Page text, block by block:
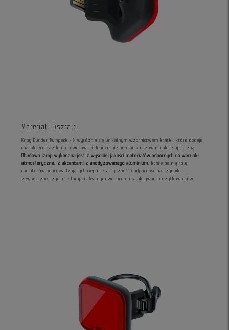
Materiał i kształt
Knog Blinder Twinpack - X wyróżnia się unikalnym wzornictwem kratki, które dodaje
charakteru każdemu rowerowi, jednocześnie pełniąc kluczową funkcję optyczną.
Obudowa lamp wykonana jest z wysokiej jakości materiałów odpornych na warunki
atmosferyczne, z akcentami z anodyzowanego aluminium, które pełnią rolę
radiatorów odprowadzających ciepło. Elastyczność i odporność na czynniki
zewnętrzne czynią te lampki idealnym wyborem dla aktywnych użytkowników.